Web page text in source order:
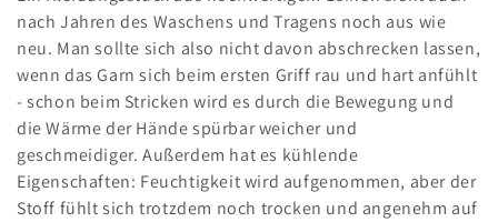
nach Jahren des Waschens und Tragens noch aus wie
neu. Man sollte sich also nicht davon abschrecken lassen,
wenn das Garn sich beim ersten Griff rau und hart anfühlt
- schon beim Stricken wird es durch die Bewegung und
die Wärme der Hände spürbar weicher und
geschmeidiger. Außerdem hat es kühlende
Eigenschaften: Feuchtigkeit wird aufgenommen, aber der
Stoff fühlt sich trotzdem noch trocken und angenehm auf